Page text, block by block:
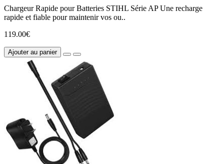
Chargeur Rapide pour Batteries STIHL Série AP Une recharge
rapide et fiable pour maintenir vos ou..
119.00€
Ajouter au panier